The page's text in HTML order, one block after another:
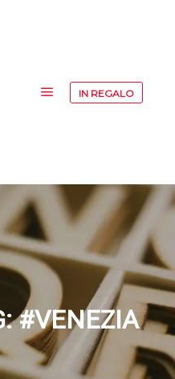
IN REGALO
#VENEZIA